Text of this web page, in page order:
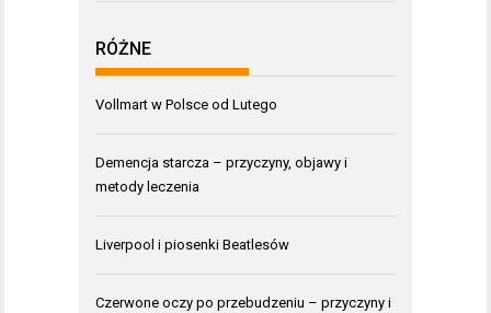
RÓŻNE
Vollmart w Polsce od Lutego
Demencja starcza – przyczyny, objawy i
metody leczenia
Liverpool i piosenki Beatlesów
Czerwone oczy po przebudzeniu – przyczyny i